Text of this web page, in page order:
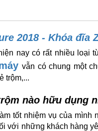
2018 - Khóa đĩa
nay có rất nhiều loại
vẫn có chung một
trộm,...
nào hữu dụng
tốt nhiệm vụ của
với những khách hàng